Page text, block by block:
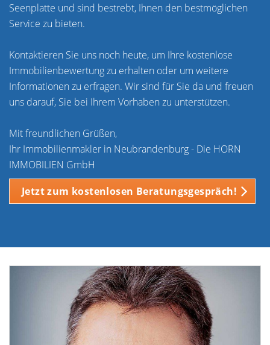
Seenplatte und sind bestrebt, Ihnen den bestmöglichen
Service zu bieten.
Kontaktieren Sie uns noch heute, um Ihre kostenlose
Immobilienbewertung zu erhalten oder um weitere
Informationen zu erfragen. Wir sind für Sie da und freuen
uns darauf, Sie bei Ihrem Vorhaben zu unterstützen.
Mit freundlichen Grüßen,
Ihr Immobilienmakler in Neubrandenburg - Die HORN
IMMOBILIEN GmbH
Jetzt zum kostenlosen Beratungsgespräch!